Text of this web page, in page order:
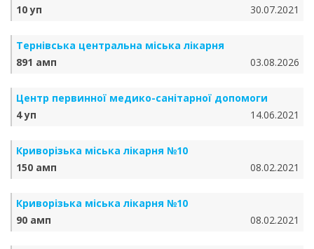
10 уп
30.07.2021
Тернівська центральна міська лікарня
891 амп
03.08.2026
Центр первинної медико-санітарної допомоги
4 уп
14.06.2021
Криворізька міська лікарня №10
150 амп
08.02.2021
Криворізька міська лікарня №10
90 амп
08.02.2021